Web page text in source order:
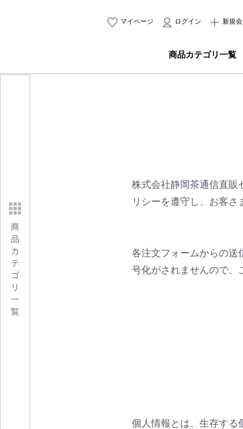
マイページ ログイン 新規
商品カテゴリ一覧
商
品
カ
テ
ゴ
リ
一
覧
株式会社静岡茶通信直販
リシーを遵守し、お客さ
各注文フォームからの送
号化がされませんので、
個人情報とは、生存する